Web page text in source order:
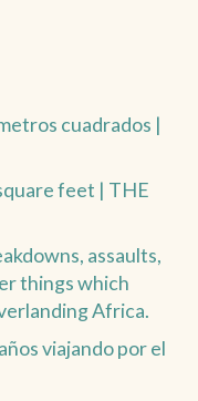
cuadrados |
feet | THE
assaults,
things which
Africa.
viajando por el